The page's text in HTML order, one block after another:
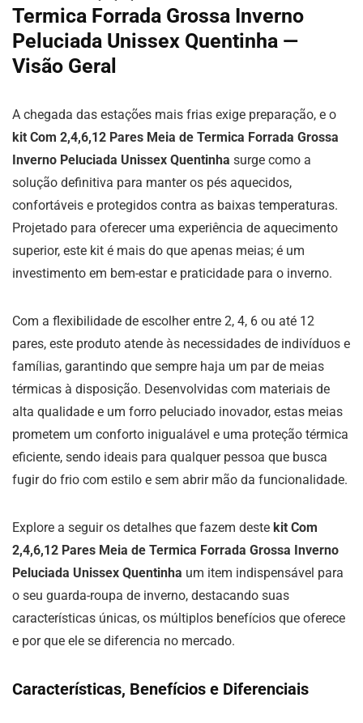
Termica Forrada Grossa Inverno
Peluciada Unissex Quentinha —
Visão Geral
A chegada das estações mais frias exige preparação, e o
kit Com 2,4,6,12 Pares Meia de Termica Forrada Grossa
Inverno Peluciada Unissex Quentinha surge como a
solução definitiva para manter os pés aquecidos,
confortáveis e protegidos contra as baixas temperaturas.
Projetado para oferecer uma experiência de aquecimento
superior, este kit é mais do que apenas meias; é um
investimento em bem-estar e praticidade para o inverno.
Com a flexibilidade de escolher entre 2, 4, 6 ou até 12
pares, este produto atende às necessidades de indivíduos e
famílias, garantindo que sempre haja um par de meias
térmicas à disposição. Desenvolvidas com materiais de
alta qualidade e um forro peluciado inovador, estas meias
prometem um conforto inigualável e uma proteção térmica
eficiente, sendo ideais para qualquer pessoa que busca
fugir do frio com estilo e sem abrir mão da funcionalidade.
Explore a seguir os detalhes que fazem deste kit Com
2,4,6,12 Pares Meia de Termica Forrada Grossa Inverno
Peluciada Unissex Quentinha um item indispensável para
o seu guarda-roupa de inverno, destacando suas
características únicas, os múltiplos benefícios que oferece
e por que ele se diferencia no mercado.
Características, Benefícios e Diferenciais